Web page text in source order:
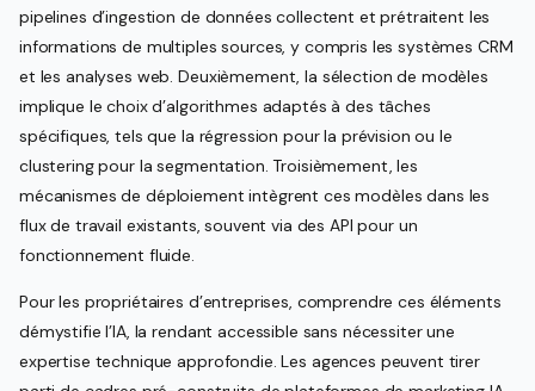
pipelines d’ingestion de données collectent et prétraitent les
informations de multiples sources, y compris les systèmes CRM
et les analyses web. Deuxièmement, la sélection de modèles
implique le choix d’algorithmes adaptés à des tâches
spécifiques, tels que la régression pour la prévision ou le
clustering pour la segmentation. Troisièmement, les
mécanismes de déploiement intègrent ces modèles dans les
flux de travail existants, souvent via des API pour un
fonctionnement fluide.
Pour les propriétaires d’entreprises, comprendre ces éléments
démystifie l’IA, la rendant accessible sans nécessiter une
expertise technique approfondie. Les agences peuvent tirer